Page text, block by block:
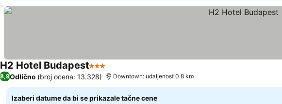
H2 Hotel Budapest3 Zvezdice
8,9Odlično (broj ocena: 13.328) Downtown: udaljenost 0.8 km
Izaberi datume da bi se prikazale tačne cene